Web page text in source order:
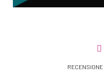
RECENSIONE